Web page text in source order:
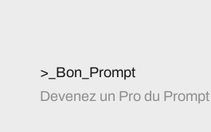
>_Bon_Prompt
Devenez un Pro du Prompt